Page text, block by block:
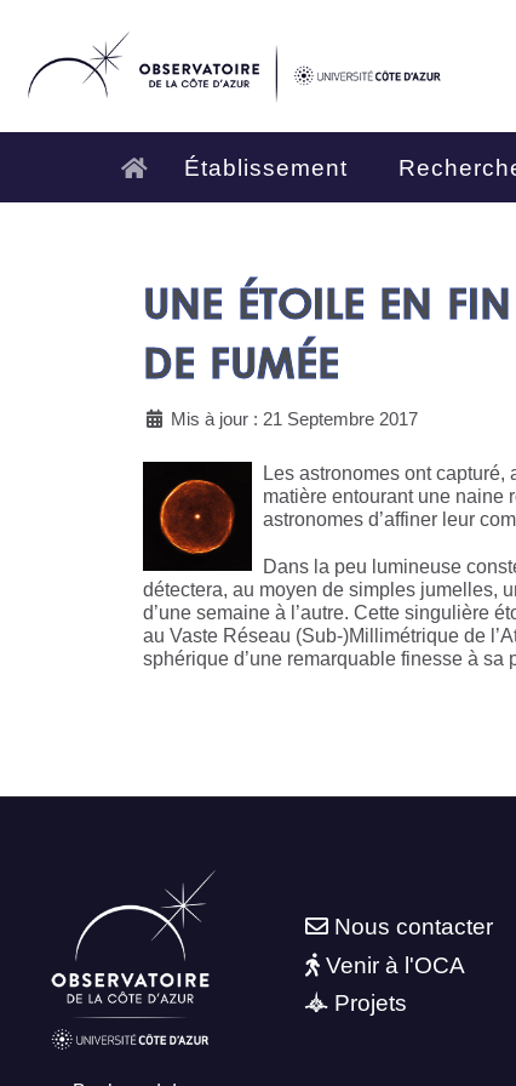
Établissement
UNE ÉTOILE EN
DE FUMÉE
Mis à jour : 21 Septembre 2017
Les astronomes ont capturé,
matière entourant une naine
astronomes d’affiner leur
Dans la peu lumineuse
détectera, au moyen de simples jumelles,
d’une semaine à l’autre. Cette singulière
au Vaste Réseau (Sub-)Millimétrique de
sphérique d’une remarquable finesse à sa
Nous contacter
Venir à l'OCA
Projets